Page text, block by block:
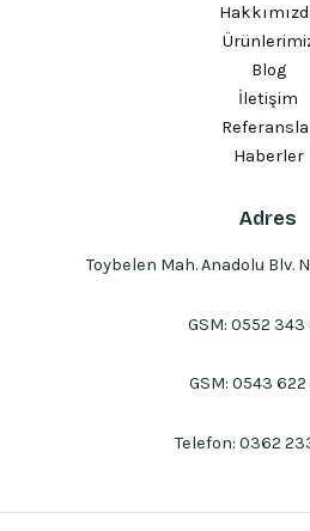
Blog
İletişim
Haberler
Adres
Toybelen Mah. Anadolu Blv.
GSM: 0552 343
GSM: 0543 622
Telefon: 0362